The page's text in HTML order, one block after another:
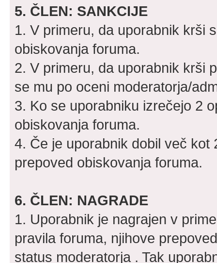
5. ČLEN: SANKCIJE
1. V primeru, da uporabnik krši
obiskovanja foruma.
2. V primeru, da uporabnik krši
se mu po oceni moderatorja/
3. Ko se uporabniku izrečejo 2
obiskovanja foruma.
4. Če je uporabnik dobil več
prepoved obiskovanja foruma.
6. ČLEN: NAGRADE
1. Uporabnik je nagrajen v
pravila foruma, njihove
status moderatorja . Tak